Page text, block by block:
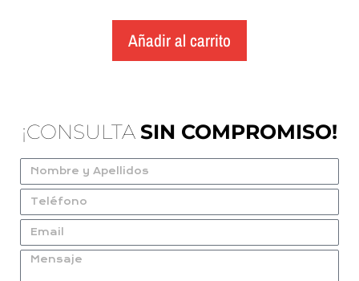
Añadir al carrito
¡CONSULTA SIN COMPROMISO!